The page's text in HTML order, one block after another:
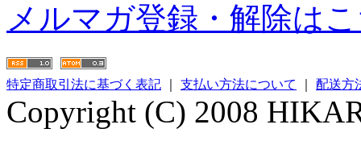
メルマガ登録・解除は
特定商取引法に基づく表記 支払い方法について 配送方
Copyright (C) 2008